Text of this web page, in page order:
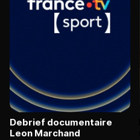
Debrief documentaire
Leon Marchand